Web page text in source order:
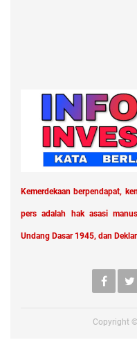
Kemerdekaan berpendapat,
pers adalah hak asasi
Undang Dasar 1945, dan
Copyright ©